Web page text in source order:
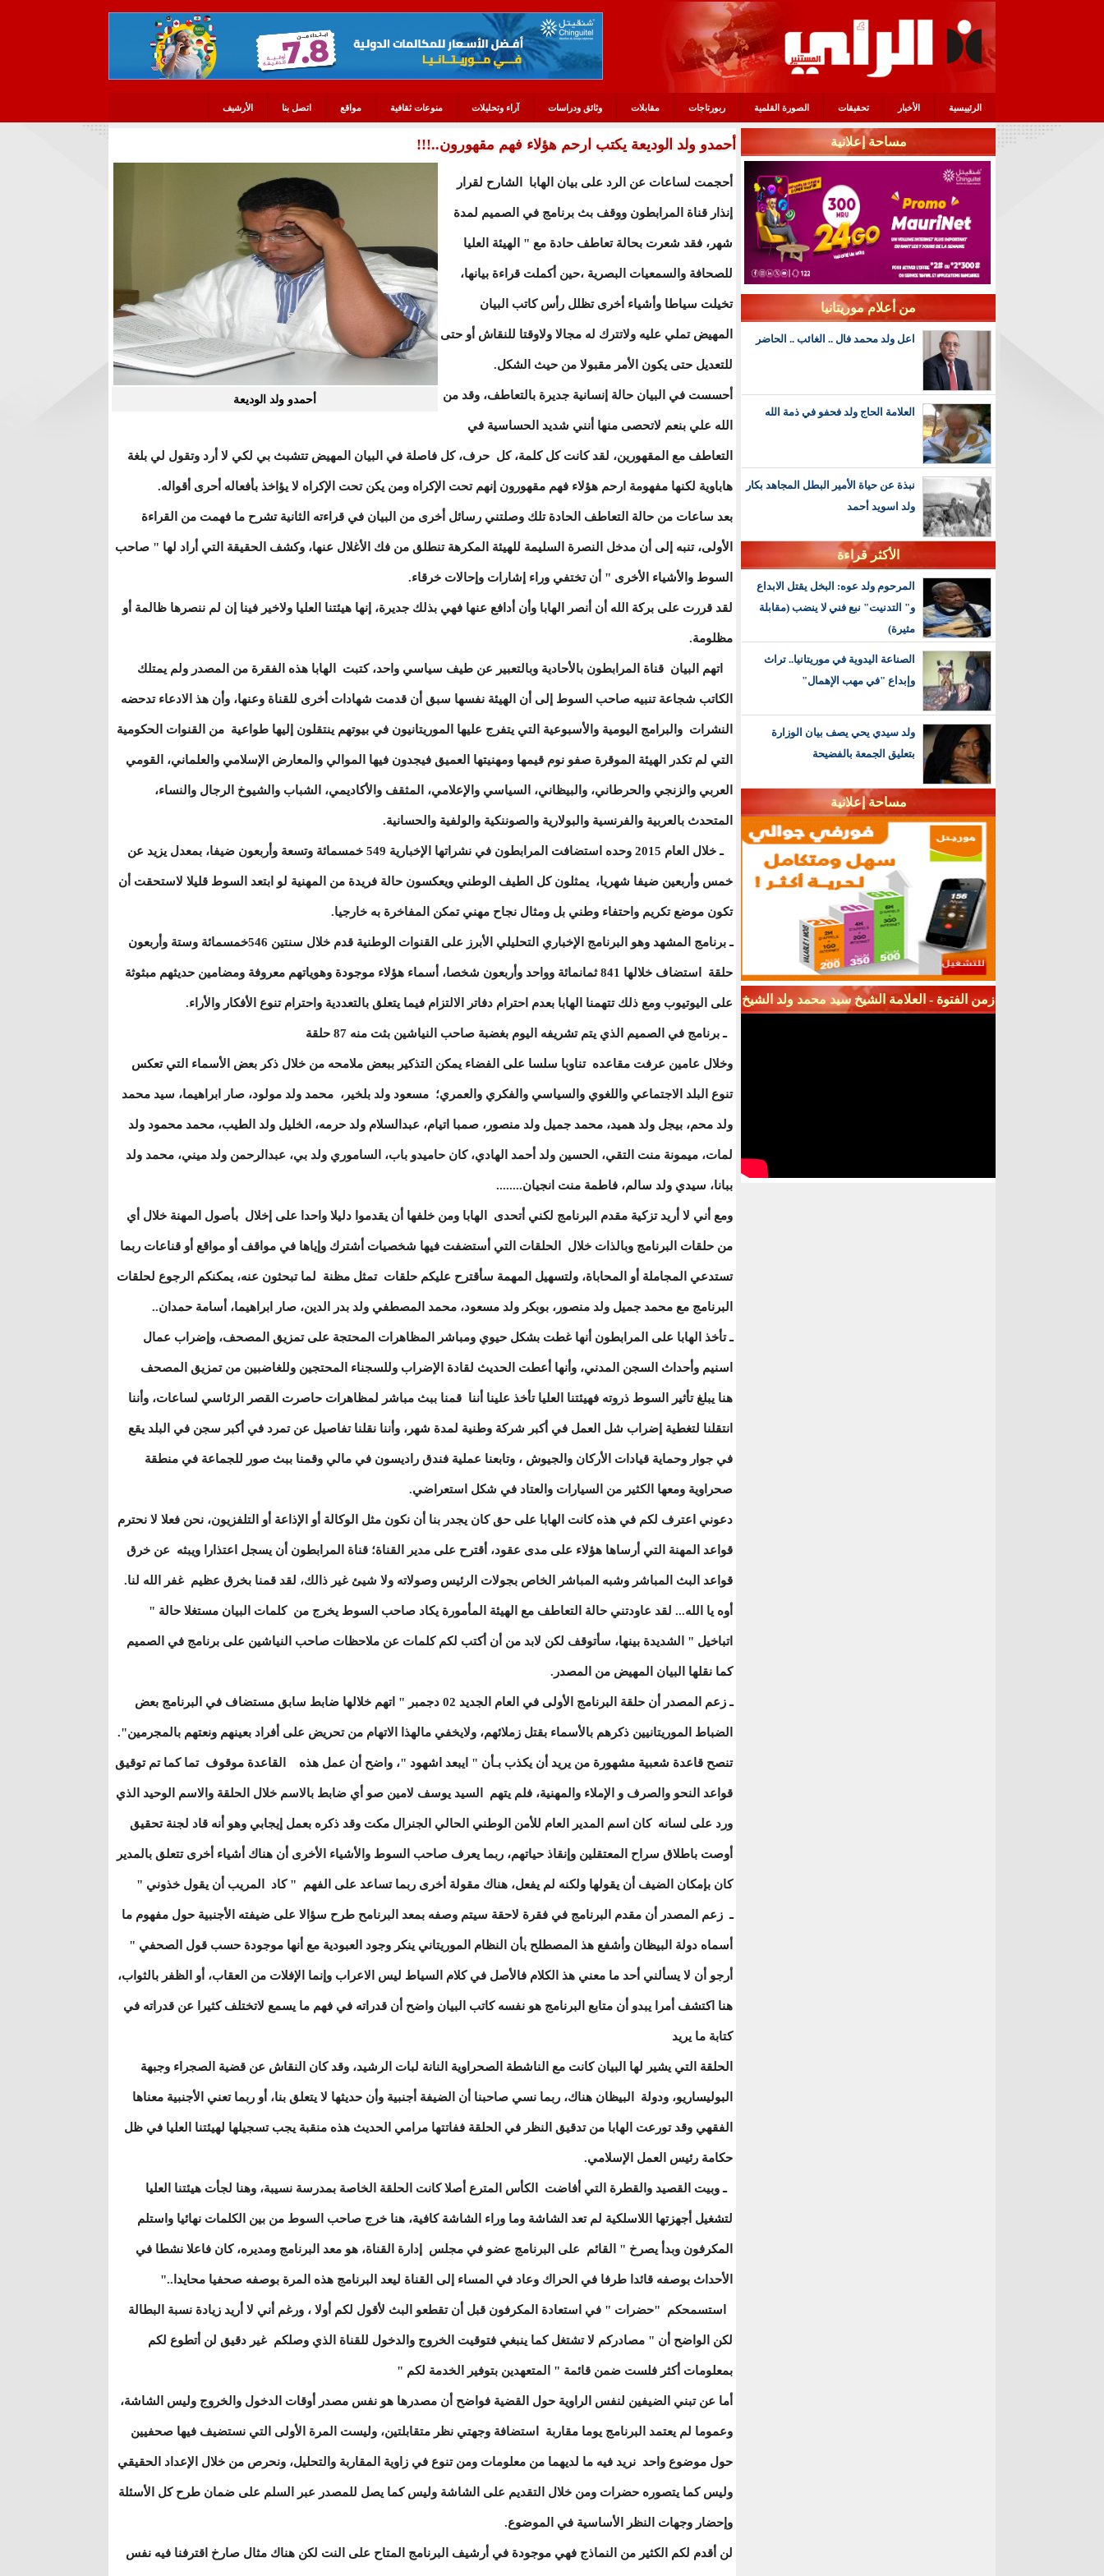
الرئييسية الأخبار تحقيقات الصورة القلمية ربورتاجات مقابلات وثائق ودراسات آراء وتحليلات منوعات ثقافية مواقع اتصل بنا الأرشيف
أحمدو ولد الوديعة يكتب ارحم هؤلاء فهم مقهورون..!!!
أحمدو ولد الوديعة
أحجمت لساعات عن الرد على بيان الهابا الشارح لقرار
إنذار قناة المرابطون ووقف بث برنامج في الصميم لمدة
شهر، فقد شعرت بحالة تعاطف حادة مع " الهيئة العليا
للصحافة والسمعيات البصرية ،حين أكملت قراءة بيانها،
تخيلت سياطا وأشياء أخرى تظلل رأس كاتب البيان
المهيض تملي عليه ولاتترك له مجالا ولاوقتا للنقاش أو حتى
للتعديل حتى يكون الأمر مقبولا من حيث الشكل.
أحسست في البيان حالة إنسانية جديرة بالتعاطف، وقد من
الله علي بنعم لاتحصى منها أنني شديد الحساسية في
التعاطف مع المقهورين، لقد كانت كل كلمة، كل حرف، كل فاصلة في البيان المهيض تتشبث بي لكي لا أرد وتقول لي بلغة
هاباوية لكنها مفهومة ارحم هؤلاء فهم مقهورون إنهم تحت الإكراه ومن يكن تحت الإكراه لا يؤاخذ بأفعاله أحرى أقواله.
بعد ساعات من حالة التعاطف الحادة تلك وصلتني رسائل أخرى من البيان في قراءته الثانية تشرح ما فهمت من القراءة
الأولى، تنبه إلى أن مدخل النصرة السليمة للهيئة المكرهة تنطلق من فك الأغلال عنها، وكشف الحقيقة التي أراد لها " صاحب
السوط والأشياء الأخرى " أن تختفي وراء إشارات وإحالات خرقاء.
لقد قررت على بركة الله أن أنصر الهابا وأن أدافع عنها فهي بذلك جديرة، إنها هيئتنا العليا ولاخير فينا إن لم ننصرها ظالمة أو
مظلومة.
اتهم البيان قناة المرابطون بالأحادية وبالتعبير عن طيف سياسي واحد، كتبت الهابا هذه الفقرة من المصدر ولم يمتلك
الكاتب شجاعة تنبيه صاحب السوط إلى أن الهيئة نفسها سبق أن قدمت شهادات أخرى للقناة وعنها، وأن هذ الادعاء تدحضه
النشرات والبرامج اليومية والأسبوعية التي يتفرج عليها الموريتانيون في بيوتهم ينتقلون إليها طواعية من القنوات الحكومية
التي لم تكدر الهيئة الموقرة صفو نوم قيمها ومهنيتها العميق فيجدون فيها الموالي والمعارض الإسلامي والعلماني، القومي
العربي والزنجي والحرطاني، والبيظاني، السياسي والإعلامي، المثقف والأكاديمي، الشباب والشيوخ الرجال والنساء،
المتحدث بالعربية والفرنسية والبولارية والصوننكية والولفية والحسانية.
ـ خلال العام 2015 وحده استضافت المرابطون في نشراتها الإخبارية 549 خمسمائة وتسعة وأربعون ضيفا، بمعدل يزيد عن
خمس وأربعين ضيفا شهريا، يمثلون كل الطيف الوطني ويعكسون حالة فريدة من المهنية لو ابتعد السوط قليلا لاستحقت أن
تكون موضع تكريم واحتفاء وطني بل ومثال نجاح مهني تمكن المفاخرة به خارجيا.
ـ برنامج المشهد وهو البرنامج الإخباري التحليلي الأبرز على القنوات الوطنية قدم خلال سنتين 546خمسمائة وستة وأربعون
حلقة استضاف خلالها 841 ثمانمائة وواحد وأربعون شخصا، أسماء هؤلاء موجودة وهوياتهم معروفة ومضامين حديثهم مبثوثة
على اليوتيوب ومع ذلك تتهمنا الهابا بعدم احترام دفاتر الالتزام فيما يتعلق بالتعددية واحترام تنوع الأفكار والأراء.
ـ برنامج في الصميم الذي يتم تشريفه اليوم بغضبة صاحب النياشين بثت منه 87 حلقة
وخلال عامين عرفت مقاعده تناوبا سلسا على الفضاء يمكن التذكير ببعض ملامحه من خلال ذكر بعض الأسماء التي تعكس
تنوع البلد الاجتماعي واللغوي والسياسي والفكري والعمري؛ مسعود ولد بلخير، محمد ولد مولود، صار ابراهيما، سيد محمد
ولد محم، بيجل ولد هميد، محمد جميل ولد منصور، صمبا اتيام، عبدالسلام ولد حرمه، الخليل ولد الطيب، محمد محمود ولد
لمات، ميمونة منت التقي، الحسين ولد أحمد الهادي، كان حاميدو باب، الساموري ولد بي، عبدالرحمن ولد ميني، محمد ولد
ببانا، سيدي ولد سالم، فاطمة منت انجيان........
ومع أني لا أريد تزكية مقدم البرنامج لكني أتحدى الهابا ومن خلفها أن يقدموا دليلا واحدا على إخلال بأصول المهنة خلال أي
من حلقات البرنامج وبالذات خلال الحلقات التي أستضفت فيها شخصيات أشترك وإياها في مواقف أو مواقع أو قناعات ربما
تستدعي المجاملة أو المحاباة، ولتسهيل المهمة سأقترح عليكم حلقات تمثل مظنة لما تبحثون عنه، يمكنكم الرجوع لحلقات
البرنامج مع محمد جميل ولد منصور، بوبكر ولد مسعود، محمد المصطفي ولد بدر الدين، صار ابراهيما، أسامة حمدان..
ـ تأخذ الهابا على المرابطون أنها غطت بشكل حيوي ومباشر المظاهرات المحتجة على تمزيق المصحف، وإضراب عمال
اسنيم وأحداث السجن المدني، وأنها أعطت الحديث لقادة الإضراب وللسجناء المحتجين وللغاضبين من تمزيق المصحف
هنا يبلغ تأثير السوط ذروته فهيئتنا العليا تأخذ علينا أننا قمنا ببث مباشر لمظاهرات حاصرت القصر الرئاسي لساعات، وأننا
انتقلنا لتغطية إضراب شل العمل في أكبر شركة وطنية لمدة شهر، وأننا نقلنا تفاصيل عن تمرد في أكبر سجن في البلد يقع
في جوار وحماية قيادات الأركان والجيوش ، وتابعنا عملية فندق راديسون في مالي وقمنا ببث صور للجماعة في منطقة
صحراوية ومعها الكثير من السيارات والعتاد في شكل استعراضي.
دعوني اعترف لكم في هذه كانت الهابا على حق كان يجدر بنا أن نكون مثل الوكالة أو الإذاعة أو التلفزيون، نحن فعلا لا نحترم
قواعد المهنة التي أرساها هؤلاء على مدى عقود، أقترح على مدير القناة؛ قناة المرابطون أن يسجل اعتذارا ويبثه عن خرق
قواعد البث المباشر وشبه المباشر الخاص بجولات الرئيس وصولاته ولا شيئ غير ذالك، لقد قمنا بخرق عظيم غفر الله لنا.
أوه يا الله... لقد عاودتني حالة التعاطف مع الهيئة المأمورة يكاد صاحب السوط يخرج من كلمات البيان مستغلا حالة "
اتباخيل " الشديدة بينها، سأتوقف لكن لابد من أن أكتب لكم كلمات عن ملاحظات صاحب النياشين على برنامج في الصميم
كما نقلها البيان المهيض من المصدر.
ـ زعم المصدر أن حلقة البرنامج الأولى في العام الجديد 02 دجمبر " اتهم خلالها ضابط سابق مستضاف في البرنامج بعض
الضباط الموريتانيين ذكرهم بالأسماء بقتل زملائهم، ولايخفي مالهذا الاتهام من تحريض على أفراد بعينهم ونعتهم بالمجرمين".
تنصح قاعدة شعبية مشهورة من يريد أن يكذب بـأن " ايبعد اشهود "، واضح أن عمل هذه القاعدة موقوف تما كما تم توقيق
قواعد النحو والصرف و الإملاء والمهنية، فلم يتهم السيد يوسف لامين صو أي ضابط بالاسم خلال الحلقة والاسم الوحيد الذي
ورد على لسانه كان اسم المدير العام للأمن الوطني الحالي الجنرال مكت وقد ذكره بعمل إيجابي وهو أنه قاد لجنة تحقيق
أوصت باطلاق سراح المعتقلين وإنقاذ حياتهم، ربما يعرف صاحب السوط والأشياء الأخرى أن هناك أشياء أخرى تتعلق بالمدير
كان بإمكان الضيف أن يقولها ولكنه لم يفعل، هناك مقولة أخرى ربما تساعد على الفهم " كاد المريب أن يقول خذوني "
ـ زعم المصدر أن مقدم البرنامج في فقرة لاحقة سيتم وصفه بمعد البرنامح طرح سؤالا على ضيفته الأجنبية حول مفهوم ما
أسماه دولة البيظان وأشفع هذ المصطلح بأن النظام الموريتاني ينكر وجود العبودية مع أنها موجودة حسب قول الصحفي "
أرجو أن لا يسألني أحد ما معني هذ الكلام فالأصل في كلام السياط ليس الاعراب وإنما الإفلات من العقاب، أو الظفر بالثواب،
هنا اكتشف أمرا يبدو أن متابع البرنامج هو نفسه كاتب البيان واضح أن قدراته في فهم ما يسمع لاتختلف كثيرا عن قدراته في
كتابة ما يريد
الحلقة التي يشير لها البيان كانت مع الناشطة الصحراوية النانة لبات الرشيد، وقد كان النقاش عن قضية الصجراء وجبهة
البوليساريو، ودولة البيظان هناك، ربما نسي صاحبنا أن الضيفة أجنبية وأن حديثها لا يتعلق بنا، أو ربما تعني الأجنبية معناها
الفقهي وقد تورعت الهابا من تدقيق النظر في الحلقة ففاتتها مرامي الحديث هذه منقبة يجب تسجيلها لهيئتنا العليا في ظل
حكامة رئيس العمل الإسلامي.
ـ وبيت القصيد والقطرة التي أفاضت الكأس المترع أصلا كانت الحلقة الخاصة بمدرسة نسيبة، وهنا لجأت هيئتنا العليا
لتشغيل أجهزتها اللاسلكية لم تعد الشاشة وما وراء الشاشة كافية، هنا خرج صاحب السوط من بين الكلمات نهائيا واستلم
المكرفون وبدأ يصرخ " القائم على البرنامج عضو في مجلس إدارة القناة، هو معد البرنامج ومديره، كان فاعلا نشطا في
الأحداث بوصفه قائدا طرفا في الحراك وعاد في المساء إلى القناة ليعد البرنامج هذه المرة بوصفه صحفيا محايدا.."
استسمحكم "حضرات " في استعادة المكرفون قبل أن تقطعو البث لأقول لكم أولا ، ورغم أني لا أريد زيادة نسبة البطالة
لكن الواضح أن " مصادركم لا تشتغل كما ينبغي فتوقيت الخروج والدخول للقناة الذي وصلكم غير دقيق لن أتطوع لكم
بمعلومات أكثر فلست ضمن قائمة " المتعهدين بتوفير الخدمة لكم "
أما عن تبني الضيفين لنفس الراوية حول القضية فواضح أن مصدرها هو نفس مصدر أوقات الدخول والخروج وليس الشاشة،
وعموما لم يعتمد البرنامج يوما مقاربة استضافة وجهتي نظر متقابلتين، وليست المرة الأولى التي نستضيف فيها صحفيين
حول موضوع واحد نريد فيه ما لديهما من معلومات ومن تنوع في زاوية المقاربة والتحليل، ونحرص من خلال الإعداد الحقيقي
وليس كما يتصوره حضرات ومن خلال التقديم على الشاشة وليس كما يصل للمصدر عبر السلم على ضمان طرح كل الأسئلة
وإحضار وجهات النظر الأساسية في الموضوع.
لن أقدم لكم الكثير من النماذج فهي موجودة في أرشيف البرنامج المتاح على النت لكن هناك مثال صارخ اقترفنا فيه نفس
مساحة إعلانية
من أعلام موريتانيا
اعل ولد محمد فال .. الغائب .. الحاضر
العلامة الحاج ولد فحفو في ذمة الله
نبذة عن حياة الأمير البطل المجاهد بكار
ولد اسويد أحمد
الأكثر قراءة
المرحوم ولد عوه: البخل يقتل الابداع
و" التدنيت" نبع فني لا ينضب (مقابلة
مثيرة)
الصناعة اليدوية في موريتانيا.. تراث
وإبداع "في مهب الإهمال"
ولد سيدي يحي يصف بيان الوزارة
بتعليق الجمعة بالفضيحة
مساحة إعلانية
زمن الفتوة - العلامة الشيخ سيد محمد ولد الشيخ